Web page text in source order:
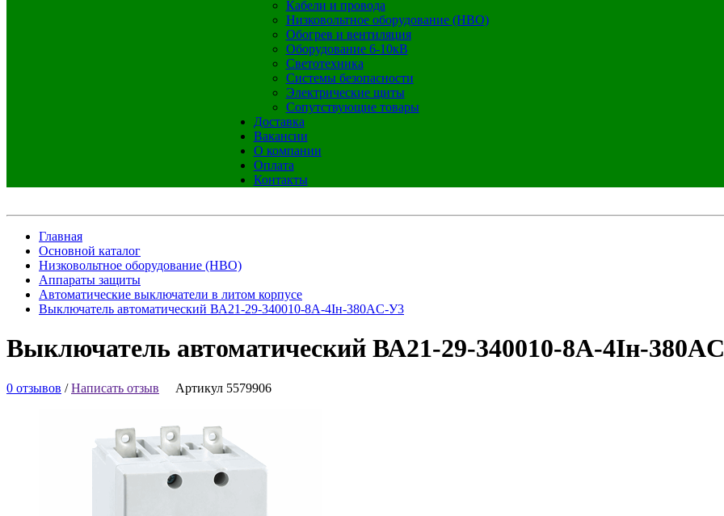
Кабели и провода
Низковольтное оборудование (НВО)
Обогрев и вентиляция
Оборудование 6-10кВ
Светотехника
Системы безопасности
Электрические щиты
Сопутствующие товары
Доставка
Вакансии
О компании
Оплата
Контакты
Главная
Основной каталог
Низковольтное оборудование (НВО)
Аппараты защиты
Автоматические выключатели в литом корпусе
Выключатель автоматический ВА21-29-340010-8А-4Iн-380AC-У3
Выключатель автоматический ВА21-29-340010-8А-4Iн-
0 отзывов /Написать отзыв Артикул 5579906